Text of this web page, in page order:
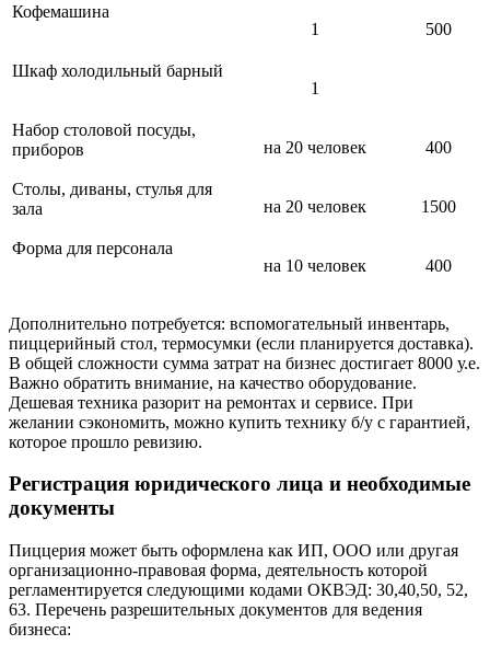
Кофемашина
1
500
Шкаф холодильный барный
1
Набор столовой посуды,
приборов
на 20 человек 400
Столы, диваны, стулья для
зала
на 20 человек 1500
Форма для персонала
на 10 человек
400
Дополнительно потребуется: вспомогательный инвентарь,
пиццерийный стол, термосумки (если планируется доставка).
В общей сложности сумма затрат на бизнес достигает 8000 у.е.
Важно обратить внимание, на качество оборудование.
Дешевая техника разорит на ремонтах и сервисе. При
желании сэкономить, можно купить технику б/у с гарантией,
которое прошло ревизию.
Регистрация юридического лица и необходимые
документы
Пиццерия может быть оформлена как ИП, ООО или другая
организационно-правовая форма, деятельность которой
регламентируется следующими кодами ОКВЭД: 30,40,50, 52,
63. Перечень разрешительных документов для ведения
бизнеса: